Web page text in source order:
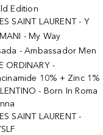
Edition
SAINT LAURENT - Y
- My Way
- Ambassador Men
ORDINARY -
10% + Zinc 1%
- Born In Roma
SAINT LAURENT -